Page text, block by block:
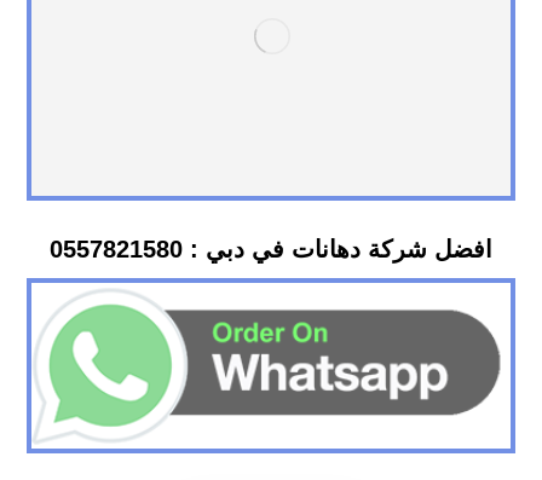
افضل شركة دهانات في دبي : 0557821580